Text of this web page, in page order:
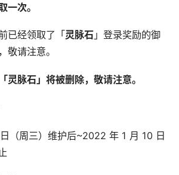
一次。
已经领取了「灵脉石 」登录奖励的御
敬请注意。
灵脉石」将被删除，敬请注意。
（周三）维护后~2022 年 1 月 10 日